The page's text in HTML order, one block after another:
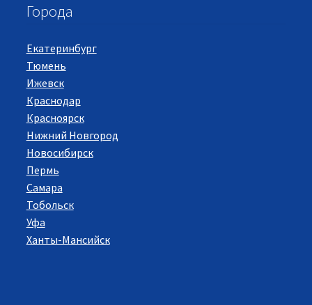
Города
Екатеринбург
Тюмень
Ижевск
Краснодар
Красноярск
Нижний Новгород
Новосибирск
Пермь
Самара
Тобольск
Уфа
Ханты-Мансийск